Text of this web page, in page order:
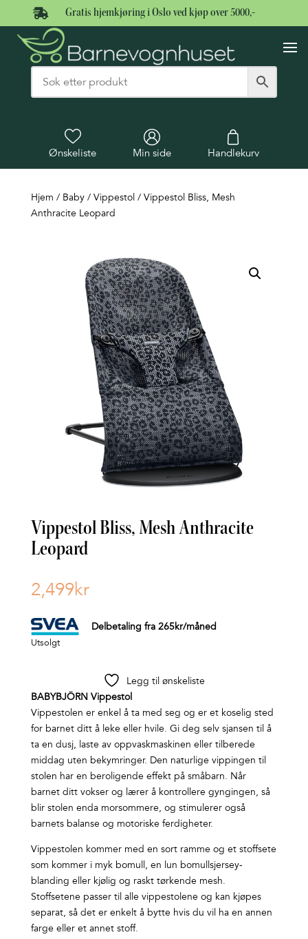
 Gratis hjemkjøring i Oslo ved kjøp over 5000,-
Ønskeliste Min side Handlekurv
Hjem / Baby/ Vippestol / Vippestol Bliss, Mesh
Anthracite Leopard
Vippestol Bliss, Mesh Anthracite
Leopard
2,499kr
Delbetaling fra 265kr/måned
Utsolgt
Legg til ønskeliste
BABYBJÖRN Vippestol
Vippestolen er enkel å ta med seg og er et koselig sted
for barnet ditt å leke eller hvile. Gi deg selv sjansen til å
ta en dusj, laste av oppvaskmaskinen eller tilberede
middag uten bekymringer. Den naturlige vippingen til
stolen har en beroligende effekt på småbarn. Når
barnet ditt vokser og lærer å kontrollere gyngingen, så
blir stolen enda morsommere, og stimulerer også
barnets balanse og motoriske ferdigheter.
Vippestolen kommer med en sort ramme og et stoffsete
som kommer i myk bomull, en lun bomullsjersey-
blanding eller kjølig og raskt tørkende mesh.
Stoffsetene passer til alle vippestolene og kan kjøpes
separat, så det er enkelt å bytte hvis du vil ha en annen
farge eller et annet stoff.